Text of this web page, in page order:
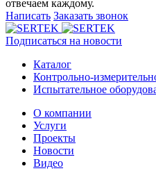
отвечаем каждому.
Написать Заказать звонок
Подписаться на новости
Каталог
Контрольно-
Испытательное
О компании
Услуги
Проекты
Новости
Видео